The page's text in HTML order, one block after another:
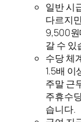
일반 시
다르지
9,500원
갈 수 있
수당 체
1.5배
주말 근
주휴수
습니다.